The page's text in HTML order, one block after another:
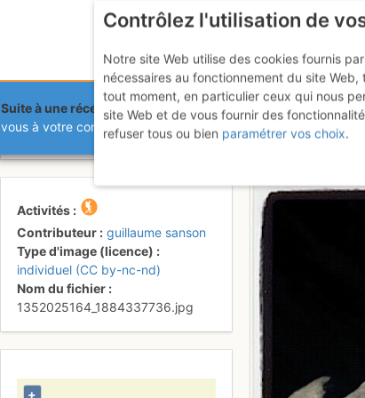
Suite à une récente et importante mise à jour du site,si
vous à votre compte sur le site.
Descente sur le col
Activités
Contributeur
guillaume sanson
Type d'image (licence)
individuel (CC by-nc-nd)
Nom du fichier
1352025164_1884337736.jpg
+
Contrôlez l'utilisation de
Notre site Web utilise des cookies fournis
nécessaires au fonctionnement du site
tout moment, en particulier ceux qui nous
site Web et de vous fournir des
refuser tous ou bien paramétrer vos choix.